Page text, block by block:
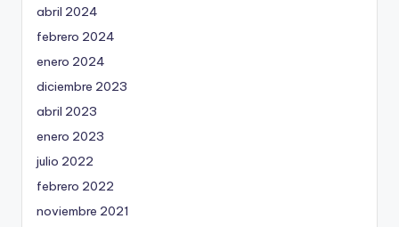
abril 2024
febrero 2024
enero 2024
diciembre 2023
abril 2023
enero 2023
julio 2022
febrero 2022
noviembre 2021